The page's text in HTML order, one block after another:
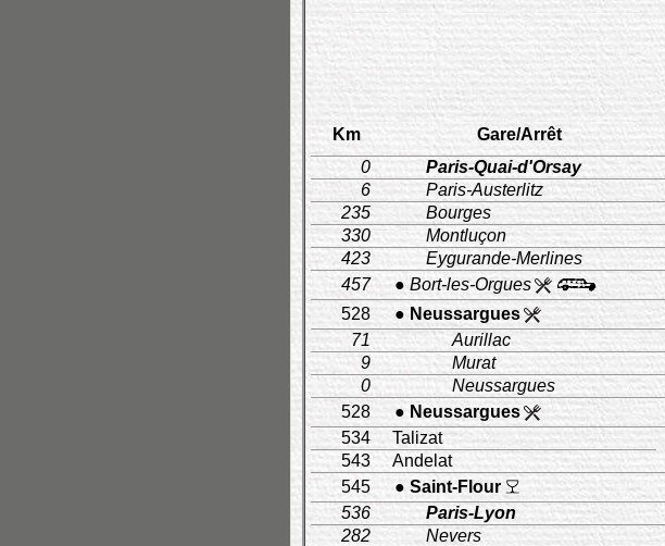
Km Gare/Arrêt
0
Paris-Quai-d'Orsay
6
Paris-Austerlitz
235
Bourges
330
Montluçon
423
Eygurande-Merlines
457
● Bort-les-Orgues
528
● Neussargues
71
Aurillac
9
Murat
0
Neussargues
528
● Neussargues
534
Talizat
543
Andelat
545
● Saint-Flour
536
Paris-Lyon
282
Nevers